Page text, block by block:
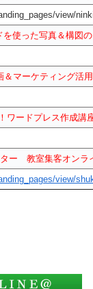
view/
を使った写真＆構図
＆マーケティング活
ワードプレス作成講
ー 教室集客オンラ
view/